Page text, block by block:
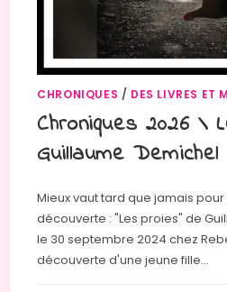
CHRONIQUES / DES LIVRES ET
Chroniques 2026 \
Guillaume Demichel
Mieux vaut tard que jamais
découverte : "Les proies" de
le 30 septembre 2024 chez
découverte d'une jeune fille…